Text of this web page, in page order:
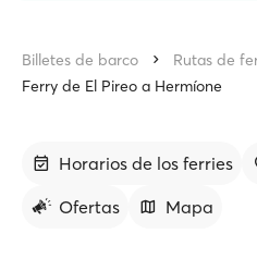
Billetes de barco
Rutas de
Ferry de El Pireo a Hermíone
Horarios de los ferries
Ofertas
Mapa